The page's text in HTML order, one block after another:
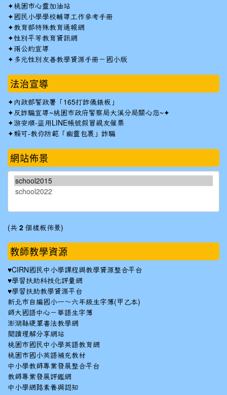
✦桃園市心靈加油站
✦ 國民小學學校輔導工作參考手冊
✦教育部特殊教育通報網
✦性別平等教育資訊網
✦兩公約宣導
✦ 多元性別友善教學資源手冊－國小版
法治宣導
✦ 內政部警政署「165打詐儀錶板」
✦反詐騙宣導~桃園市政府警察局大溪分局關心您~✦
✦游安順-盜用LINE帳號假冒親友催票
✦賴可-教你防範「幽靈包裹」詐騙
網站佈景
(共 2 個樣板佈景)
教師教學資源
♥CIRN國民中小學課程與教學資源整合平台
♥學習扶助科技化評量網
♥學習扶助教學資源平台
新北市自編國小一～六年級生字簿(甲乙本)
師大國語中心－華語生字簿
澎湖縣硬筆書法教學網
閱讀理解分享網站
桃園市國民中小學英語教育網
桃園市國小英語補充教材
中小學教師專業發展整合平台
教師專業發展評鑑網
中小學網路素養與認知